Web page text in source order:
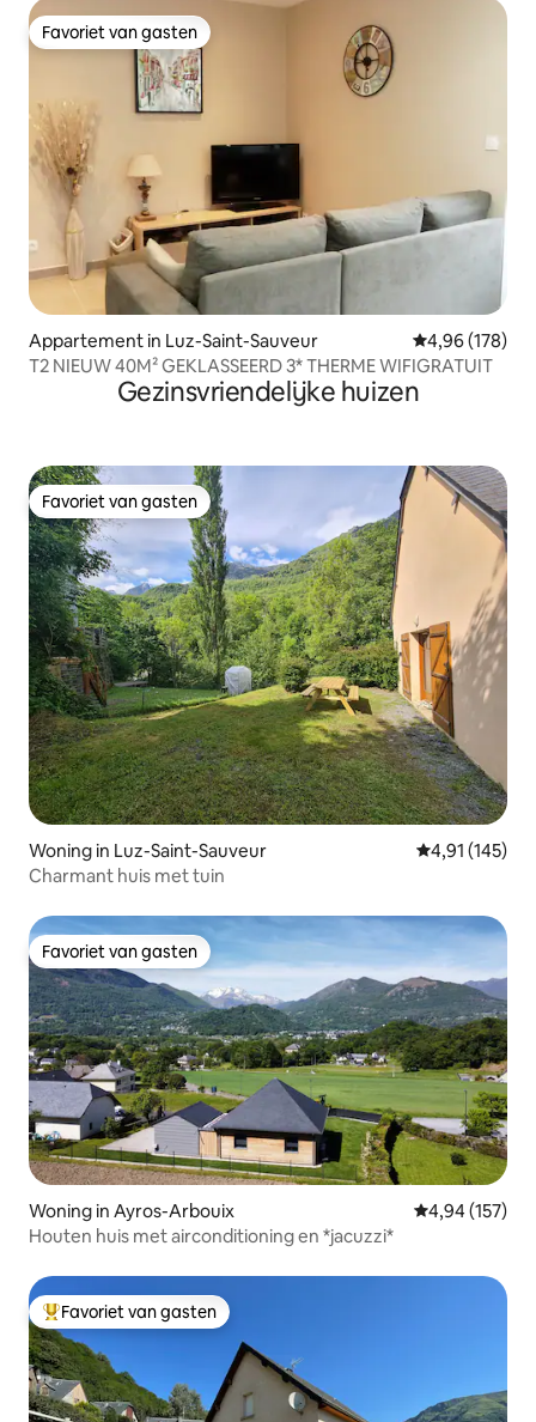
Favoriet van gasten
Favoriet van gasten
Appartement in Luz-Saint-Sauveur Gemiddelde
4,96 (178)
T2 NIEUW 40M² GEKLASSEERD 3* THERME WIFIGRATUIT
Gezinsvriendelijke huizen
Favoriet van gasten
Favoriet van gasten
Woning in Luz-Saint-Sauveur Gemiddelde
4,91 (145)
Charmant huis met tuin
Favoriet van gasten
Favoriet van gasten
Woning in Ayros-Arbouix Gemiddelde
4,94 (157)
Houten huis met airconditioning en *jacuzzi*
Topfavoriet van gasten
Favoriet van gasten